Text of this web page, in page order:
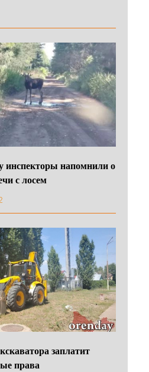
инспекторы напомнили о
с лосем
заплатит
права